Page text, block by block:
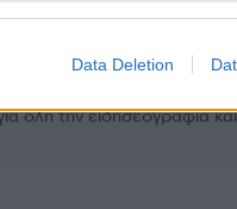
Data Deletion
όλη την ειδησεογραφία